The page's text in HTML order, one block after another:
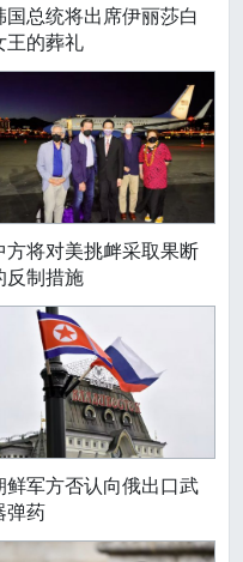
国总统将出席伊丽莎白
王的葬礼
方将对美挑衅采取果断
反制措施
鲜军方否认向俄出口武
弹药